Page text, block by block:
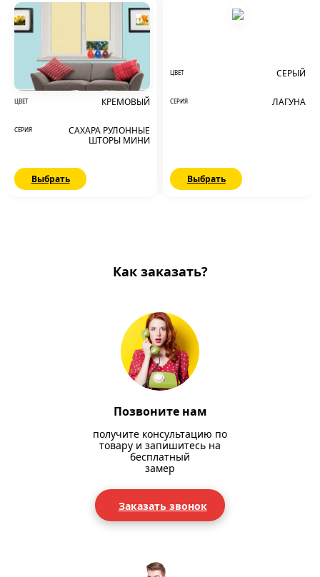
ЦВЕТ КРЕМОВЫЙ
СЕРИЯ
САХАРА РУЛОННЫЕ
ШТОРЫ МИНИ
Выбрать
ЦВЕТ СЕРЫЙ
СЕРИЯ ЛАГУНА
Выбрать
Как заказать?
Позвоните нам
получите консультацию по
товару и запишитесь на
бесплатный
замер
Заказать звонок